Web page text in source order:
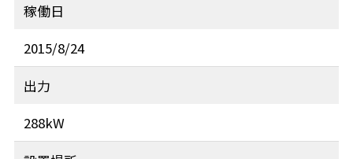
稼働日
2015/8/24
出力
288kW